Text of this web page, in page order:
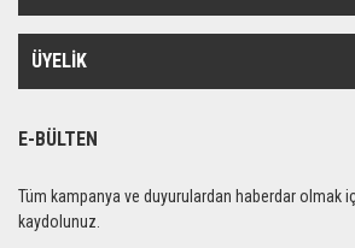
ÜYELİK
E-BÜLTEN
Tüm kampanya ve duyurulardan haberdar olmak
kaydolunuz.